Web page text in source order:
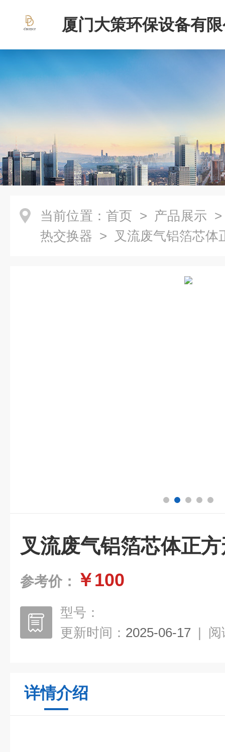
厦门大策环保设备有
当前位置： 首页 > 产品展示
热交换器 > 叉流废气铝箔芯体
叉流废气铝箔芯体正
参考价： ￥100
型号：
更新时间： 2025-06-17 | 阅
详情介绍